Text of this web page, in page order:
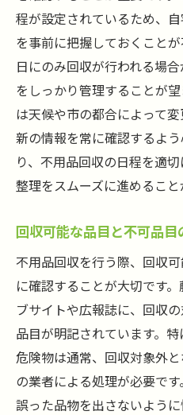
程が設定されているため、
を事前に把握しておくこと
日にのみ回収が行われる場
をしっかり管理することが
は天候や市の都合によって
新の情報を常に確認するよ
り、不用品回収の日程を適
整理をスムーズに進めること
回収可能な品目と不可品目
不用品回収を行う際、回収
に確認することが大切です
ブサイトや広報誌に、回収
品目が明記されています。特
危険物は通常、回収対象外
の業者による処理が必要です
誤った品物を出さないよう